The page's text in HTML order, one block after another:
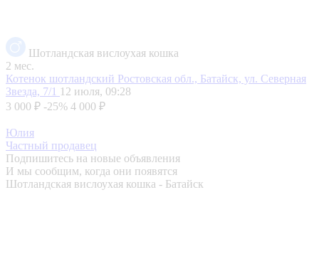
Шотландская вислоухая кошка
2 мес.
Котенок шотландский Ростовская обл., Батайск, ул. Северная
Звезда, 7/1 12 июля, 09:28
3 000 ₽ -25% 4 000 ₽
Юлия
Частный продавец
Подпишитесь на новые объявления
И мы сообщим, когда они появятся
Шотландская вислоухая кошка - Батайск